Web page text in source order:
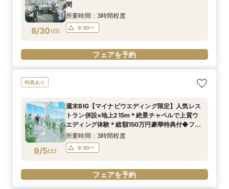
8/30 (日)
間
所要時間：3時間程度
9:30〜
フェアを予約
特典あり
9/5(土)
週末BIG【マイナビウエディング限定】人気レス
トラン併設×地上215m＊絶景チャペルで上質ウ
エディング体験＊総額150万円豪華特典付◆フェ
ア
所要時間：3時間程度
9:30〜
フェアを予約